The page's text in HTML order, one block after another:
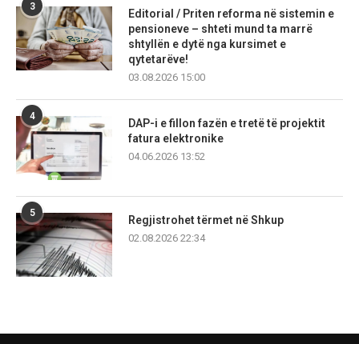
3
Editorial / Priten reforma në sistemin e
pensioneve – shteti mund ta marrë
shtyllën e dytë nga kursimet e
qytetarëve!
03.08.2026 15:00
4
DAP-i e fillon fazën e tretë të projektit
fatura elektronike
04.06.2026 13:52
5
Regjistrohet tërmet në Shkup
02.08.2026 22:34